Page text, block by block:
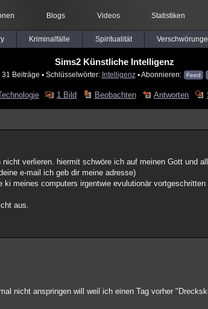
Blogs Videos Statistiken
Kriminalfälle Spiritualität
Sims2 Künstliche Intelligenz
31 Beiträge ▪ Schlüsselwörter: Intelligenz▪ Abonnieren: Feed
1 Bild Beobachten Antworten
verlieren. hiermit schwöre ich auf meinen Gott und
e-mail ich geb dir meine adresse)
meines computers irgentwie evulutionär
aus.
nicht anspringen will weil ich einen Tag vorher